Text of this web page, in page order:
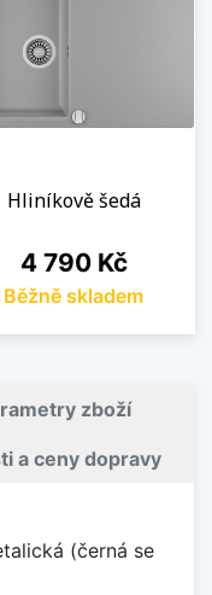
Hliníkově šedá
Cena
4 790 Kč
Běžně skladem
zboží
a ceny dopravy
(černá se